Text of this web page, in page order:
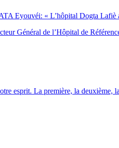
Eyouvéi: « L’hôpital Dogta Lafiè
Général de l’Hôpital de
esprit. La première, la